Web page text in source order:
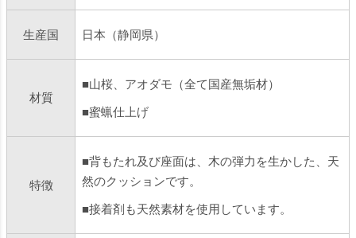
生産国 日本（静岡県）
材質
■山桜、アオダモ（全て国産無垢材）
■蜜蝋仕上げ
特徴
■背もたれ及び座面は、木の弾力を生かした、天
然のクッションです。
■接着剤も天然素材を使用しています。